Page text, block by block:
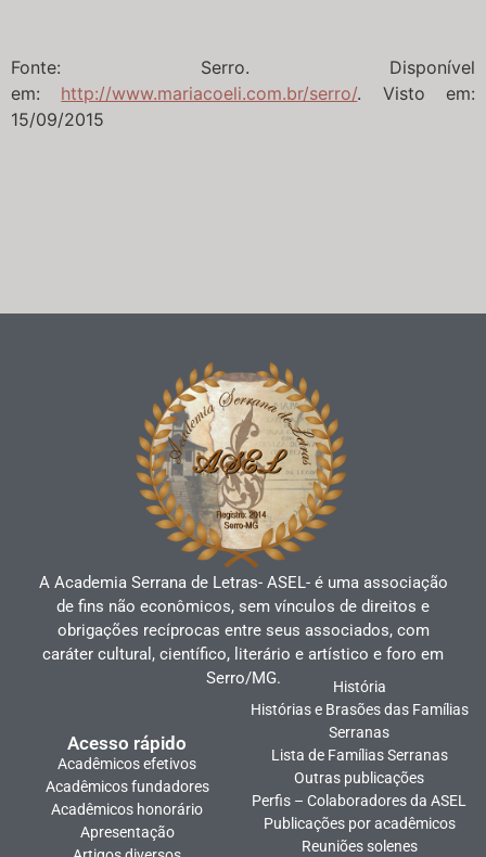
Fonte: Serro. Disponível
em: http://www.mariacoeli.com.br/serro/. Visto em:
15/09/2015
A Academia Serrana de Letras- ASEL- é uma associação
de fins não econômicos, sem vínculos de direitos e
obrigações recíprocas entre seus associados, com
caráter cultural, científico, literário e artístico e foro em
Serro/MG.
Acesso rápido
Acadêmicos efetivos
Acadêmicos fundadores
Acadêmicos honorário
Apresentação
História
Histórias e Brasões das Famílias
Serranas
Lista de Famílias Serranas
Outras publicações
Perfis – Colaboradores da ASEL
Publicações por acadêmicos
Reuniões solenes